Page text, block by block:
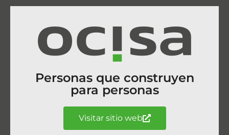
Personas que construyen
para personas
Visitar sitio web